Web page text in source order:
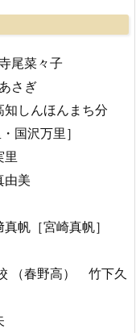
尾菜々子
さぎ
しんほんまち分
国沢万里］
里
美
帆［宮崎真帆］
（春野高） 竹下久